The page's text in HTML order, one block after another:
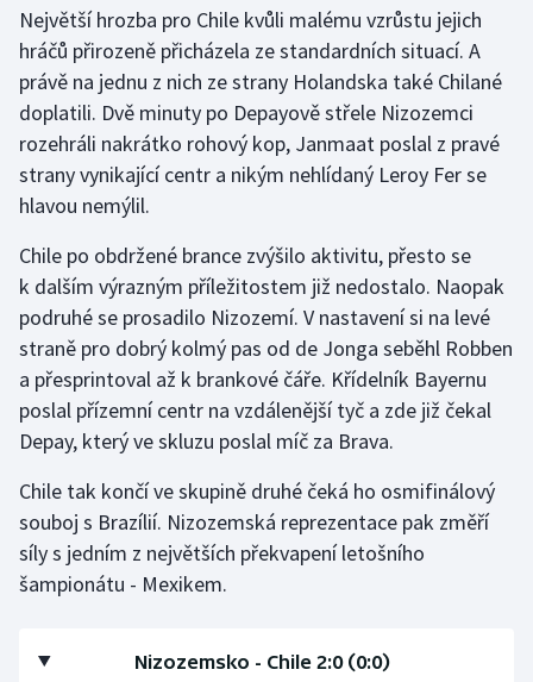
Největší hrozba pro Chile kvůli malému vzrůstu jejich
hráčů přirozeně přicházela ze standardních situací. A
právě na jednu z nich ze strany Holandska také Chilané
doplatili. Dvě minuty po Depayově střele Nizozemci
rozehráli nakrátko rohový kop, Janmaat poslal z pravé
strany vynikající centr a nikým nehlídaný Leroy Fer se
hlavou nemýlil.
Chile po obdržené brance zvýšilo aktivitu, přesto se
k dalším výrazným příležitostem již nedostalo. Naopak
podruhé se prosadilo Nizozemí. V nastavení si na levé
straně pro dobrý kolmý pas od de Jonga seběhl Robben
a přesprintoval až k brankové čáře. Křídelník Bayernu
poslal přízemní centr na vzdálenější tyč a zde již čekal
Depay, který ve skluzu poslal míč za Brava.
Chile tak končí ve skupině druhé čeká ho osmifinálový
souboj s Brazílií. Nizozemská reprezentace pak změří
síly s jedním z největších překvapení letošního
šampionátu - Mexikem.
Nizozemsko - Chile 2:0 (0:0)